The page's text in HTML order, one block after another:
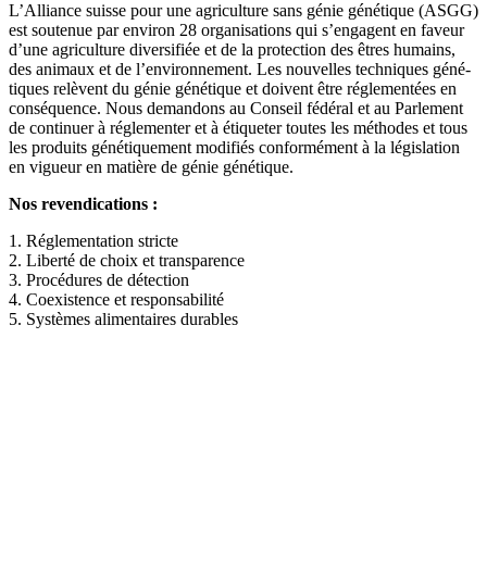
L’Al­li­ance suis­se pour une agri­cul­tu­re sans génie géné­tique (ASGG)
est sou­te­nue par envi­ron 28 orga­ni­sa­ti­ons qui s’en­g­agent en faveur
d’u­ne agri­cul­tu­re diver­si­fi­ée et de la pro­tec­tion des êtres humains,
des ani­maux et de l’en­vi­ron­ne­ment. Les nou­vel­les tech­ni­ques géné­
ti­ques relè­vent du génie géné­tique et doi­vent être régle­men­tées en
con­sé­quence. Nous deman­dons au Con­seil fédé­ral et au Par­le­ment
de con­tin­uer à régle­men­ter et à éti­que­ter tou­tes les métho­des et tous
les pro­duits géné­ti­quement modi­fi­és con­for­mé­ment à la légis­la­ti­on
en vigueur en matiè­re de génie géné­tique.
Nos reven­dica­ti­ons :
1 . Régle­men­ta­ti­on stric­te
2. Liber­té de choix et trans­pa­rence
3. Pro­cé­du­res de détec­tion
4. Coexi­stence et responsa­bi­li­té
5. Systè­mes ali­men­tai­res dur­a­bles